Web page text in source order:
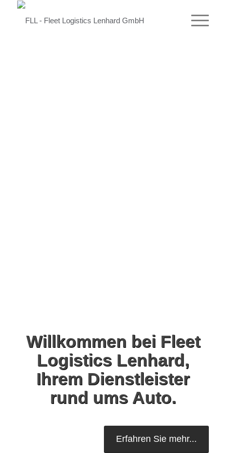
Willkommen bei Fleet
Logistics Lenhard,
Ihrem Dienstleister
rund ums Auto.
Erfahren Sie mehr...